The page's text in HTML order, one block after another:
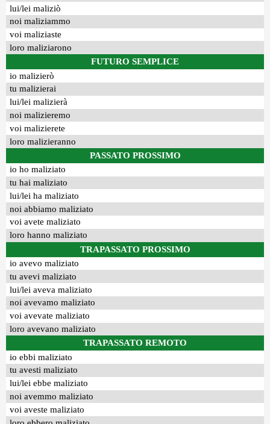
lui/lei maliziò
noi maliziammo
voi maliziaste
loro maliziarono
FUTURO SEMPLICE
io malizierò
tu malizierai
lui/lei malizierà
noi malizieremo
voi malizierete
loro malizieranno
PASSATO PROSSIMO
io ho maliziato
tu hai maliziato
lui/lei ha maliziato
noi abbiamo maliziato
voi avete maliziato
loro hanno maliziato
TRAPASSATO PROSSIMO
io avevo maliziato
tu avevi maliziato
lui/lei aveva maliziato
noi avevamo maliziato
voi avevate maliziato
loro avevano maliziato
TRAPASSATO REMOTO
io ebbi maliziato
tu avesti maliziato
lui/lei ebbe maliziato
noi avemmo maliziato
voi aveste maliziato